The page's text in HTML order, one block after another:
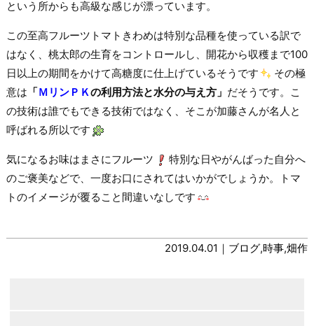
という所からも高級な感じが漂っています。
この至高フルーツトマトきわめは特別な品種を使っている訳で
はなく、桃太郎の生育をコントロールし、開花から収穫まで100
日以上の期間をかけて高糖度に仕上げているそうです
その極
意は 「ＭリンＰＫの利用方法と水分の与え方」 だそうです。こ
の技術は誰でもできる技術ではなく、そこが加藤さんが名人と
呼ばれる所以です
気になるお味はまさにフルーツ
特別な日やがんばった自分へ
のご褒美などで、一度お口にされてはいかがでしょうか。トマ
トのイメージが覆ること間違いなしです
2019.04.01｜ ブログ,時事,畑作